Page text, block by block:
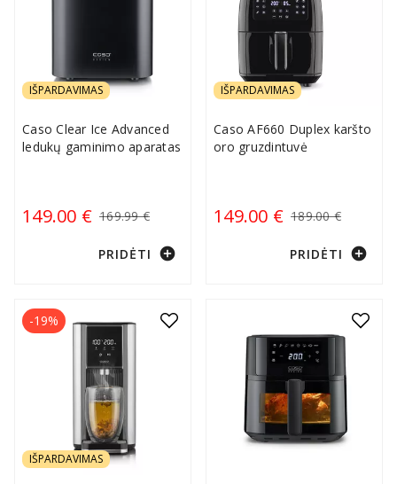
IŠPARDAVIMAS
Caso Clear Ice Advanced
ledukų gaminimo aparatas
149.00 € 169.99 €
PRIDĖTI add_circle
IŠPARDAVIMAS
Caso AF660 Duplex karšto
oro gruzdintuvė
149.00 € 189.00 €
PRIDĖTI add_circle
IŠPARDAVIMAS
-19%